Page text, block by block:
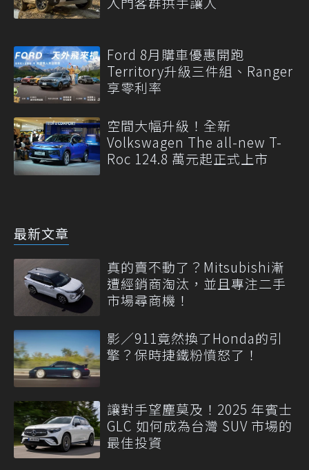
Ford 8月購車優惠開跑
Territory升級三件組、Ranger
享零利率
空間大幅升級！全新
Volkswagen The all-new T-
Roc 124.8 萬元起正式上市
最新文章
真的賣不動了？Mitsubishi漸
遭經銷商淘汰，並且專注二手
市場尋商機！
影／911竟然換了Honda的引
擎？保時捷鐵粉憤怒了！
讓對手望塵莫及！2025 年賓士
GLC 如何成為台灣 SUV 市場的
最佳投資